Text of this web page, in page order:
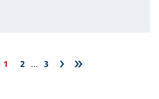
1 2 ... 3 › »